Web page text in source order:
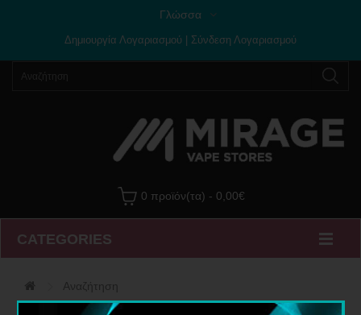
Γλώσσα
Δημιουργία Λογαριασμού Σύνδεση Λογαριασμού
0 προϊόν(τα) - 0,00€
CATEGORIES
Αναζήτηση